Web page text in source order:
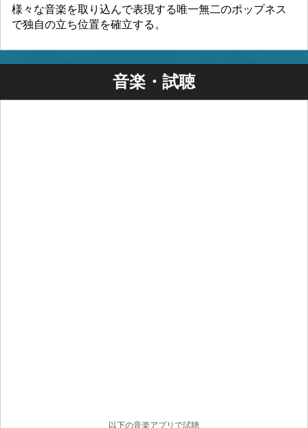
様々な音楽を取り込んで表現する唯一無二のポップネス
で独自の立ち位置を確立する。
音楽・試聴
以下の音楽アプリで試聴